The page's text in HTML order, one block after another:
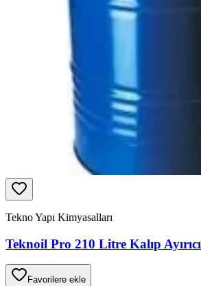
Tekno Yapı Kimyasalları
Teknoil Pro 210 Litre Kalıp Ayırıcı
Favorilere ekle